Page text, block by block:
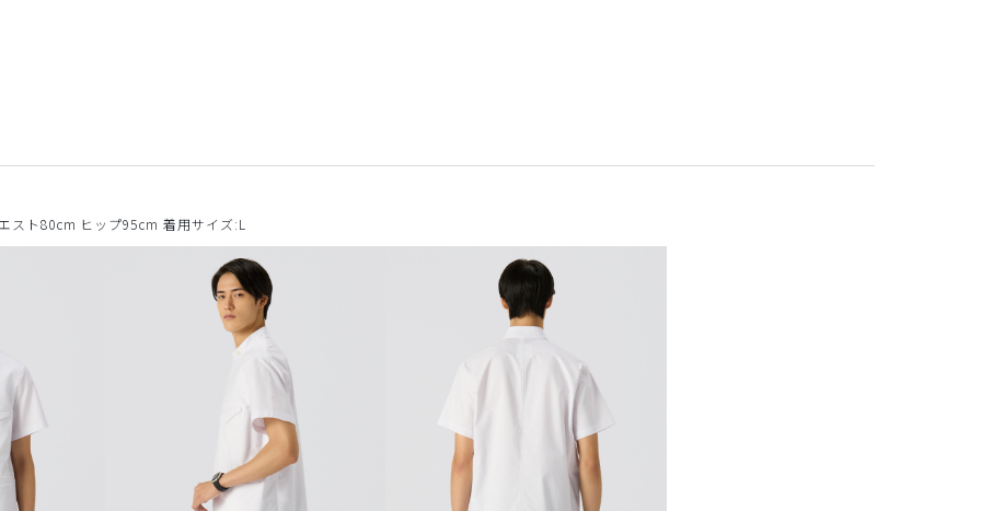
スト80cm ヒップ95cm 着用サイズ:L